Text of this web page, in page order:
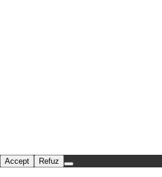
Accept Refuz